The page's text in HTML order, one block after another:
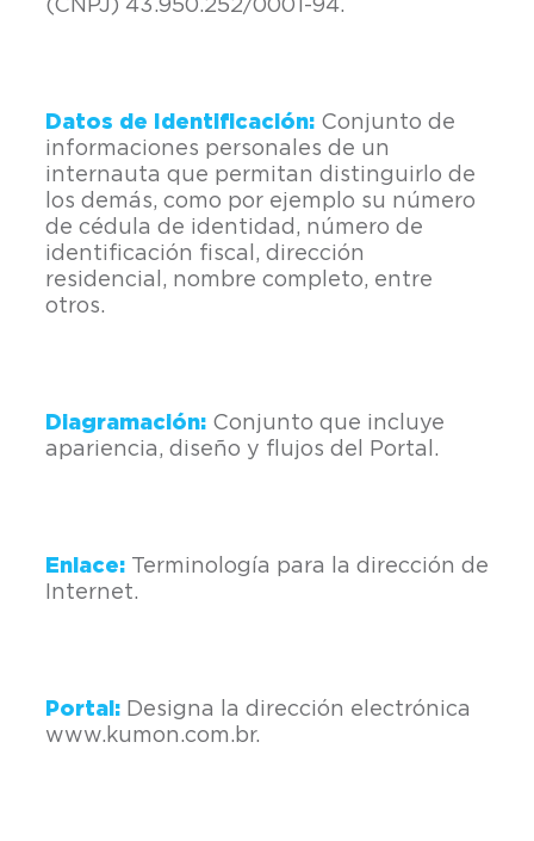
(CNPJ) 43.950.252/0001-94.
Datos de Identificación: Conjunto de
informaciones personales de un
internauta que permitan distinguirlo de
los demás, como por ejemplo su número
de cédula de identidad, número de
identificación fiscal, dirección
residencial, nombre completo, entre
otros.
Diagramación: Conjunto que incluye
apariencia, diseño y flujos del Portal.
Enlace: Terminología para la dirección de
Internet.
Portal: Designa la dirección electrónica
www.kumon.com.br.